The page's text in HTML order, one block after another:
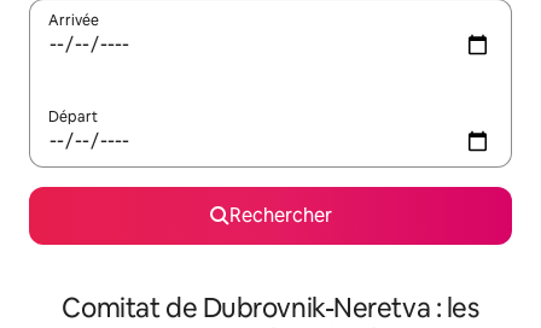
Arrivée
Départ
Rechercher
Comitat de Dubrovnik-Neretva : les